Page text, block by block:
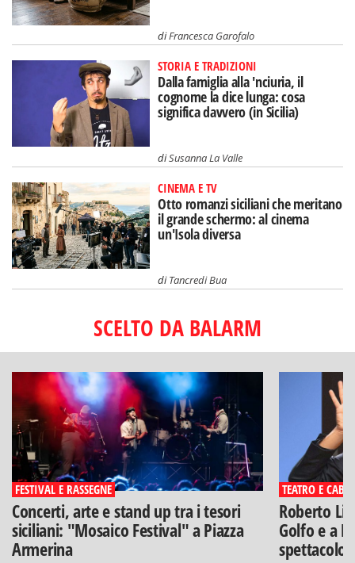
diFrancesca Garofalo
STORIA E TRADIZIONI
Dalla famiglia alla 'nciuria, il
cognome la dice lunga: cosa
significa davvero (in Sicilia)
diSusanna La Valle
CINEMA E TV
Otto romanzi siciliani che meritano
il grande schermo: al cinema
un'Isola diversa
diTancredi Bua
SCELTO DA BALARM
FESTIVAL E RASSEGNE
Concerti, arte e stand up tra i tesori
siciliani: "Mosaico Festival" a Piazza
Armerina
TEATRO E
Roberto
Golfo e a
spettacolo"